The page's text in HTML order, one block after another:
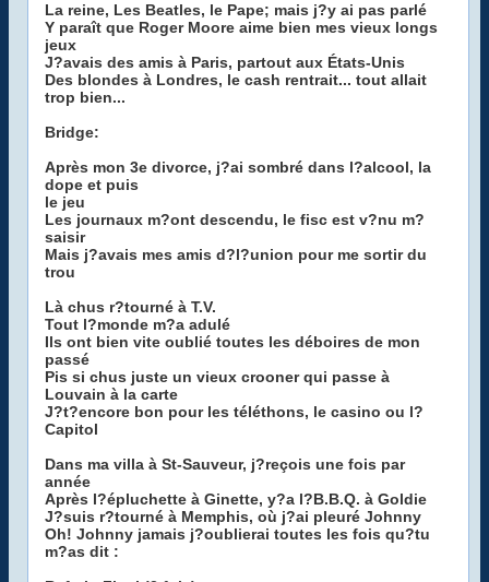
La reine, Les Beatles, le Pape; mais j?y ai pas parlé
Y paraît que Roger Moore aime bien mes vieux longs
jeux
J?avais des amis à Paris, partout aux États-Unis
Des blondes à Londres, le cash rentrait... tout allait
trop bien...
Bridge:
Après mon 3e divorce, j?ai sombré dans l?alcool, la
dope et puis
le jeu
Les journaux m?ont descendu, le fisc est v?nu m?
saisir
Mais j?avais mes amis d?l?union pour me sortir du
trou
Là chus r?tourné à T.V.
Tout l?monde m?a adulé
Ils ont bien vite oublié toutes les déboires de mon
passé
Pis si chus juste un vieux crooner qui passe à
Louvain à la carte
J?t?encore bon pour les téléthons, le casino ou l?
Capitol
Dans ma villa à St-Sauveur, j?reçois une fois par
année
Après l?épluchette à Ginette, y?a l?B.B.Q. à Goldie
J?suis r?tourné à Memphis, où j?ai pleuré Johnny
Oh! Johnny jamais j?oublierai toutes les fois qu?tu
m?as dit :